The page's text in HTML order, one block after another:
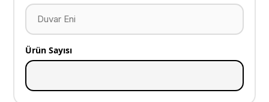
Ürün Sayısı